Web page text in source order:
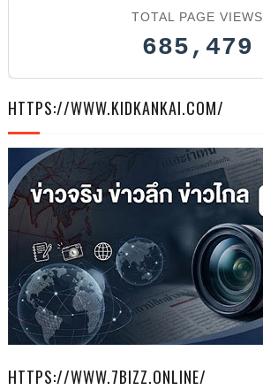
TOTAL PAGE VIEWS
685,479
HTTPS://WWW.KIDKANKAI.COM/
HTTPS://WWW.7BIZZ.ONLINE/